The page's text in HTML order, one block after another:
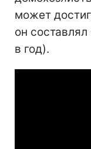
может
он
в год).